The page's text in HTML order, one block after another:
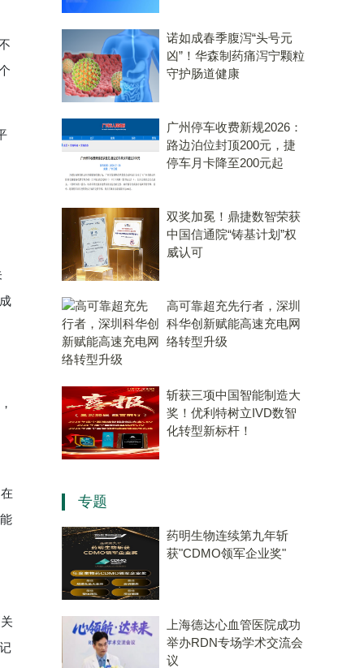
诺如成春季腹泻“头号元
凶”！华森制药痛泻宁颗粒
守护肠道健康
广州停车收费新规2026：
路边泊位封顶200元，捷
停车月卡降至200元起
双奖加冕！鼎捷数智荣获
中国信通院“铸基计划”权
威认可
高可靠超充先行者，深圳
科华创新赋能高速充电网
络转型升级
斩获三项中国智能制造大
奖！优利特树立IVD数智
化转型新标杆！
专题
药明生物连续第九年斩
获"CDMO领军企业奖"
上海德达心血管医院成功
举办RDN专场学术交流会
议